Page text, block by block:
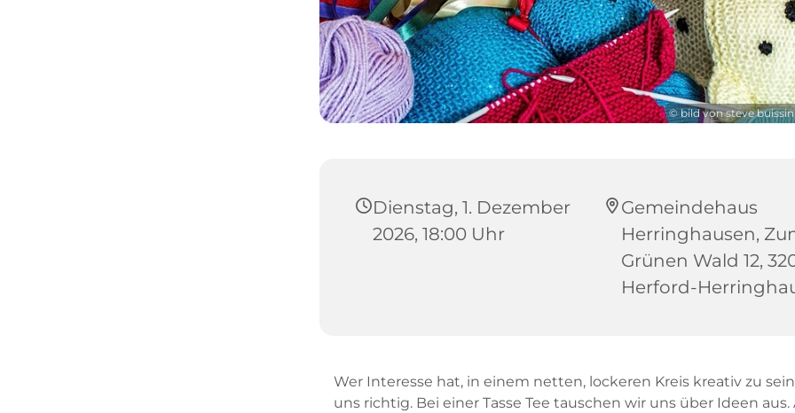
© bild von steve
Dienstag, 1. Dezember
2026, 18:00 Uhr
Gemeindehaus
Herringhausen,
Grünen Wald 12,
Herford-
Wer Interesse hat, in einem netten, lockeren Kreis kreativ zu
uns richtig. Bei einer Tasse Tee tauschen wir uns über Ideen aus.